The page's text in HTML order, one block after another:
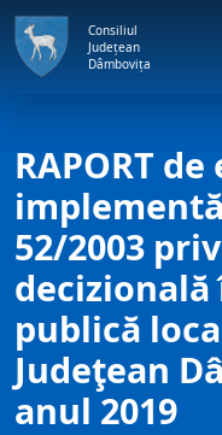
Consiliul
Județean
Dâmbovița
RAPORT
52/2003
publică
Judeţean
anul 2019